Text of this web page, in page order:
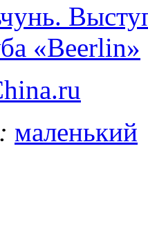
«Beerlin»
маленький